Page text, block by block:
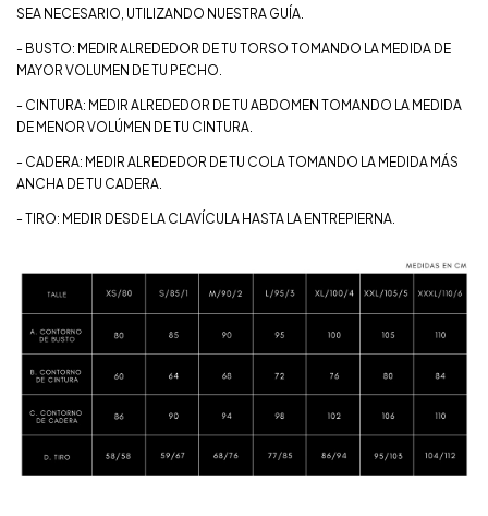
SEA NECESARIO, UTILIZANDO NUESTRA GUÍA.
- BUSTO: MEDIR ALREDEDOR DE TU TORSO TOMANDO LA MEDIDA DE
MAYOR VOLUMEN DE TU PECHO.
- CINTURA: MEDIR ALREDEDOR DE TU ABDOMEN TOMANDO LA MEDIDA
DE MENOR VOLÚMEN DE TU CINTURA.
- CADERA: MEDIR ALREDEDOR DE TU COLA TOMANDO LA MEDIDA MÁS
ANCHA DE TU CADERA.
- TIRO: MEDIR DESDE LA CLAVÍCULA HASTA LA ENTREPIERNA.